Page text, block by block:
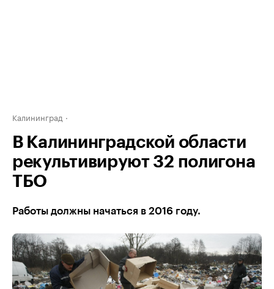
Калининград
В Калининградской области
рекультивируют 32 полигона
ТБО
Работы должны начаться в 2016 году.